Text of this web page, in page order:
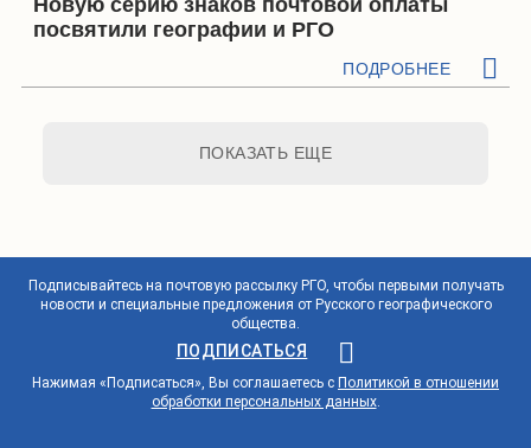
Новую серию знаков почтовой оплаты
посвятили географии и РГО
ПОДРОБНЕЕ
ПОКАЗАТЬ ЕЩЕ
Подписывайтесь на почтовую рассылку РГО, чтобы первыми получать
новости и специальные предложения от Русского географического
общества.
ПОДПИСАТЬСЯ
Нажимая «Подписаться», Вы соглашаетесь с Политикой в отношении
обработки персональных данных.